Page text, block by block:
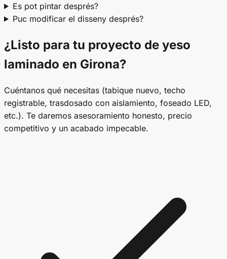
Es pot pintar després?
Puc modificar el disseny després?
¿Listo para tu proyecto de yeso
laminado en Girona?
Cuéntanos qué necesitas (tabique nuevo, techo
registrable, trasdosado con aislamiento, foseado LED,
etc.). Te daremos asesoramiento honesto, precio
competitivo y un acabado impecable.